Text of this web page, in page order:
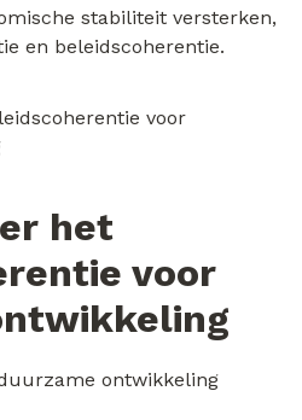
stabiliteit versterken,
en beleidscoherentie.
het
voor
ontwikkeling